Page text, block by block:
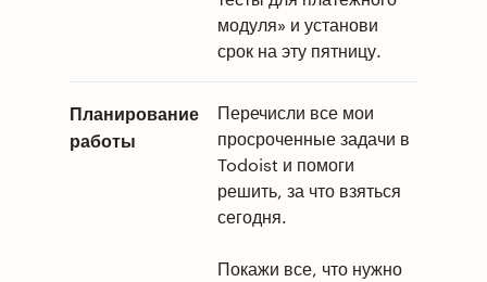
модуля» и установи
срок на эту пятницу.
Планирование
работы
Перечисли все мои
просроченные задачи в
Todoist и помоги
решить, за что взяться
сегодня.
Покажи все, что нужно